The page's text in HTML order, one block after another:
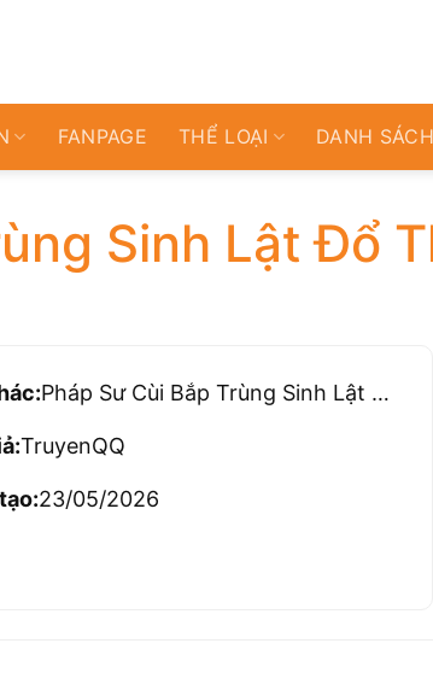
FANPAGE THỂ LOẠI DANH
Sinh Lật Đổ
Pháp Sư Cùi Bắp Trùng Sinh Lật Đổ Thứ Bậc Học Viện
TruyenQQ
23/05/2026